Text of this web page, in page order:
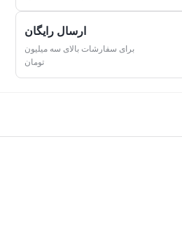
ارسال رایگان
برای سفارشات بالای سه میلیون
تومان